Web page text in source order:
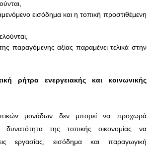
εισόδημα και η τοπική προστιθέμενη
παραγόμενης αξίας παραμένει τελικά στην
ρήτρα ενεργειακής και κοινωνικής
μονάδων δεν μπορεί να προχωρά
της τοπικής οικονομίας να
εργασίας, εισόδημα και παραγωγική